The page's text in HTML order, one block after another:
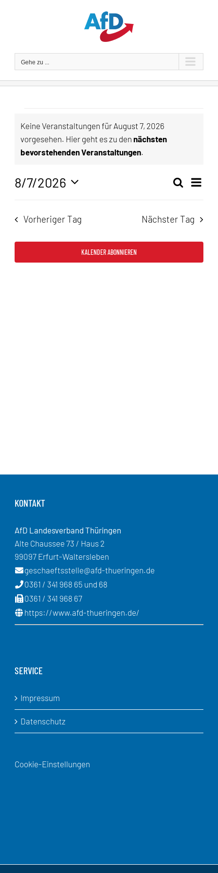
Gehe zu ...
Veranstaltungen
für
August
2026
Hinweis
Keine Veranstaltungen für August 7, 2026
vorgesehen. Hier geht es zu den nächsten
bevorstehenden Veranstaltungen.
Suche
Suche
Tag
8/7/2026
Vorheriger Tag Nächster Tag
KALENDER ABONNIEREN
KONTAKT
AfD Landesverband Thüringen
Alte Chaussee 73 / Haus 2
99097 Erfurt-Waltersleben
geschaeftsstelle@afd-thueringen.de
0361 / 341 968 65 und 68
0361 / 341 968 67
https://www.afd-thueringen.de/
SERVICE
Impressum
Datenschutz
Cookie-Einstellungen